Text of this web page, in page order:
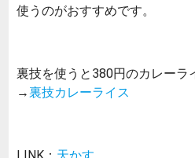
使うのがおすすめです。
裏技を使うと380円のカレーラ
→裏技カレーライス
LINK： 天かす